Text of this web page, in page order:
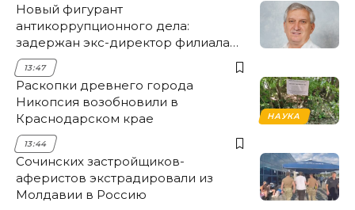
Новый фигурант
антикоррупционного дела:
задержан экс-директор филиала
НЭСК Крымска
13:47
НАУКА
Раскопки древнего города
Никопсия возобновили в
Краснодарском крае
13:44
Сочинских застройщиков-
аферистов экстрадировали из
Молдавии в Россию